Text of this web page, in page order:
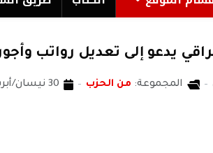
يدعو إلى تعديل رواتب
المجموعة: من الحزب 30 نيسان/أبريل 2023